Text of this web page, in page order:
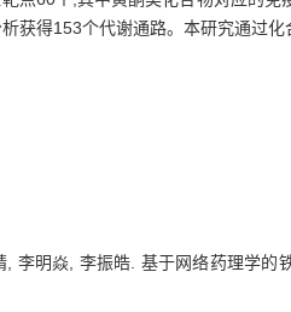
得153个代谢通路。本研究通过
李明焱, 李振皓. 基于网络药理学